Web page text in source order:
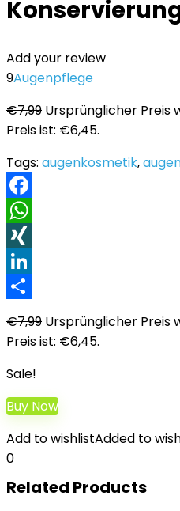
Add your review
9Augenpflege
€7,99 Ursprünglicher Preis
Preis ist: €6,45.
Tags: augenkosmetik,
Facebook
WhatsApp
XING
LinkedIn
€7,99 Ursprünglicher Preis
Preis ist: €6,45.
Sale!
Buy Now
Add to wishlistAdded to
0
Related Products